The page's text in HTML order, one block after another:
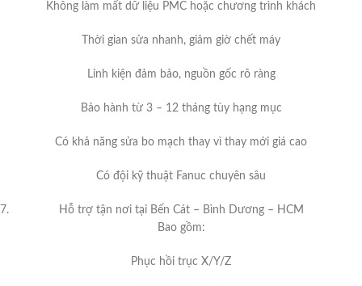
Không làm mất dữ liệu PMC hoặc chương trình khách
Thời gian sửa nhanh, giảm giờ chết máy
Linh kiện đảm bảo, nguồn gốc rõ ràng
Bảo hành từ 3 – 12 tháng tùy hạng mục
Có khả năng sửa bo mạch thay vì thay mới giá cao
Có đội kỹ thuật Fanuc chuyên sâu
Hỗ trợ tận nơi tại Bến Cát – Bình Dương – HCM
Bao gồm:
Phục hồi trục X/Y/Z